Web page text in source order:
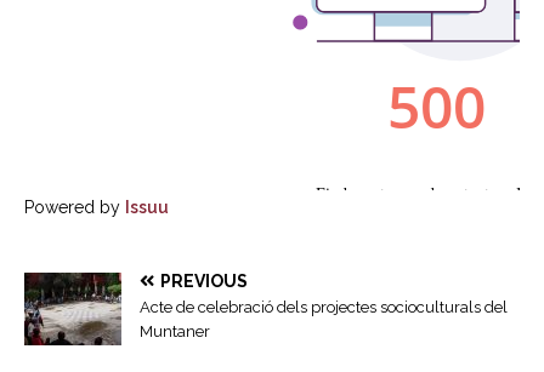
Powered by Issuu
PREVIOUS
Acte de celebració dels projectes socioculturals del
Muntaner